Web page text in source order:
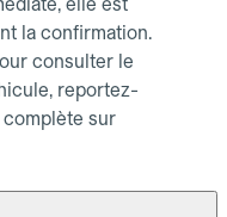
la confirmation.
consulter le
reportez-
sur